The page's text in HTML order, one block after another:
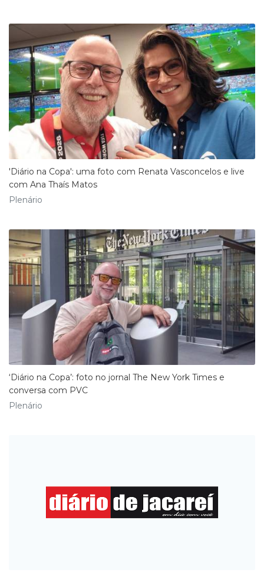
'Diário na Copa': uma foto com Renata Vasconcelos e live
com Ana Thaís Matos
Plenário
‘Diário na Copa’: foto no jornal The New York Times e
conversa com PVC
Plenário